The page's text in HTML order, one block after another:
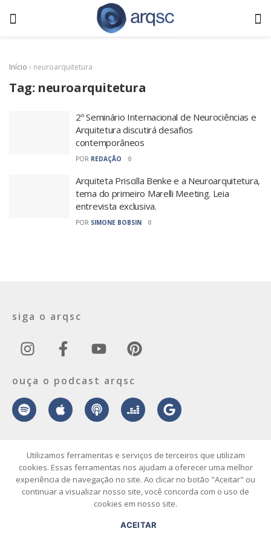
Início › neuroarquitetura
Tag: neuroarquitetura
2º Seminário Internacional de Neurociências e
Arquitetura discutirá desafios
contemporâneos
POR REDAÇÃO 0
Arquiteta Priscilla Benke e a Neuroarquitetura,
tema do primeiro Marelli Meeting. Leia
entrevista exclusiva.
POR SIMONE BOBSIN 0
siga o arqsc
ouça o podcast arqsc
© 2026 ArqSC – Portal de Arquitetura, Interiores, Design e Arte de
Santa Catarina – Todos os Direitos Reservados.
sobre contato envie seu projeto publicidade vídeo podcast
Utilizamos ferramentas e serviços de terceiros que utilizam
cookies. Essas ferramentas nos ajudam a oferecer uma melhor
experiência de navegação no site. Ao clicar no botão "Aceitar" ou
continuar a visualizar nosso site, você concorda com o uso de
cookies em nosso site.
ACEITAR